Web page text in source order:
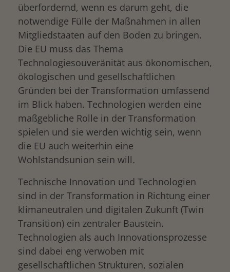
überfordernd, wenn es darum geht, die
notwendige Fülle der Maßnahmen in allen
Mitgliedstaaten auf den Boden zu bringen.
Die EU muss das Thema
Technologiesouveränität aus ökonomischen,
ökologischen und gesellschaftlichen
Gründen bei der Transformation umfassend
im Blick haben. Technologien werden eine
maßgebliche Rolle in der Transformation
spielen und sie werden wichtig sein, wenn
die EU auch weiterhin eine
Wohlstandsunion sein will.
Technische Innovation und Technologien
sind in der Transformation in Richtung einer
klimaneutralen und digitalen Zukunft (Twin
Transition) ein zentraler Baustein.
Technologien als auch Innovationsprozesse
sind dabei eng verwoben mit
gesellschaftlichen Strukturen, sozialen